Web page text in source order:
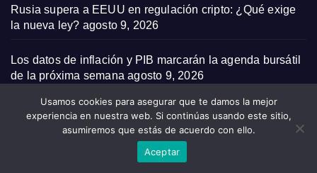
Rusia supera a EEUU en regulación cripto: ¿Qué exige
la nueva ley? agosto 9, 2026
Los datos de inflación y PIB marcarán la agenda bursátil
de la próxima semana agosto 9, 2026
Brasil introduce normativa crucial para las
criptomonedas: ¿Llegó el fin de las transferencias
agosto 9, 2026
Usamos cookies para asegurar que te damos la mejor
experiencia en nuestra web. Si continúas usando este sitio,
asumiremos que estás de acuerdo con ello.
Aceptar